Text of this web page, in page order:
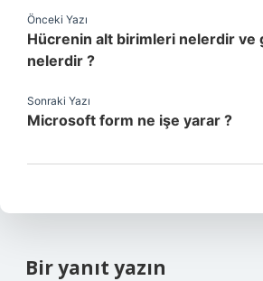
Önceki Yazı
Hücrenin alt birimleri nelerdir ve
nelerdir ?
Sonraki Yazı
Microsoft form ne işe yarar ?
Bir yanıt yazın